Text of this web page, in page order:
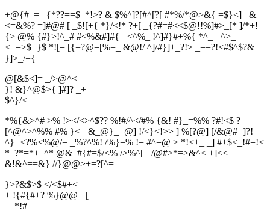
+@{#_=_ {*??==$_*!>? & $%^]?[#^[?[ #*%/*@>&{ =$}<]_ &
<=&%? =]#@# [ _$![+{ *}/<!* ?+[ _{?#=#<<$@!!%]#>_[* ]/*+!
{> @% {#}>!^_# #<%&#]#{ =<^%_ !^]#}#+%{ *^_= ^>_
<+=>$+}$ *![= [{=?@=[%=_ &@!/ ^]/#}]+_?!> _==?!<#$^$?&
}]>_/={
@[&$<]= _/>@^<
}! &}^@$>{ ]#]? _+
$^}/<
*%{&>^# >% !></<>^$?? %!#/^</#% {&! #}_=%% ?#!<$ ?
[^@^>^%% #% }<= &_@}_=@] !/<}<!>> ] %[?@] [/&@#=]?!=
^}+<?%<%@/= _%?^%! /%}=% != #^=@ > *!<+_ _] #+$<_!#=!<
*_?*=*+_^* @&_#{#=$/<% />%^[+ /@#>*=>&^< +]<<
&!&^==&} //}@@>+=?[^=
}>?&$>$ </<$#+<
+ !{#{#+? %}@@ +[
*!#